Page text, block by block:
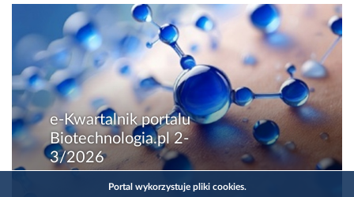
e-Kwartalnik portalu
Biotechnologia.pl 2-
3/2026
Portal wykorzystuje pliki cookies.